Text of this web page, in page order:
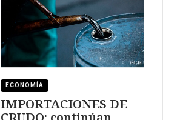
ECONOMÍA
IMPORTACIONES DE